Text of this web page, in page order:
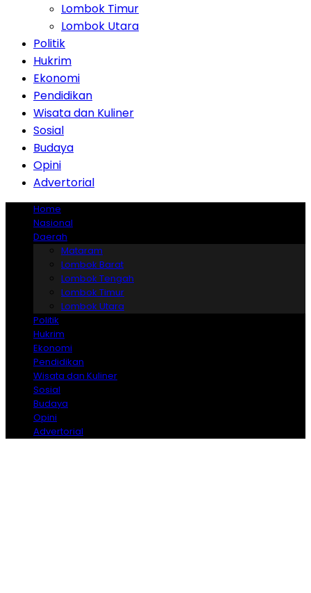
Lombok Timur
Lombok Utara
Politik
Hukrim
Ekonomi
Pendidikan
Wisata dan Kuliner
Sosial
Budaya
Opini
Advertorial
Home
Nasional
Daerah
Mataram
Lombok Barat
Lombok Tengah
Lombok Timur
Lombok Utara
Politik
Hukrim
Ekonomi
Pendidikan
Wisata dan Kuliner
Sosial
Budaya
Opini
Advertorial